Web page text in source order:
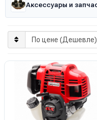
Аксессуары и